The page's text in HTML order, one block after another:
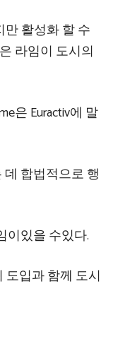
활성화 할 수
라임이 도시의
은 Euractiv에 말
합법적으로 행
이있을 수있다.
입과 함께 도시